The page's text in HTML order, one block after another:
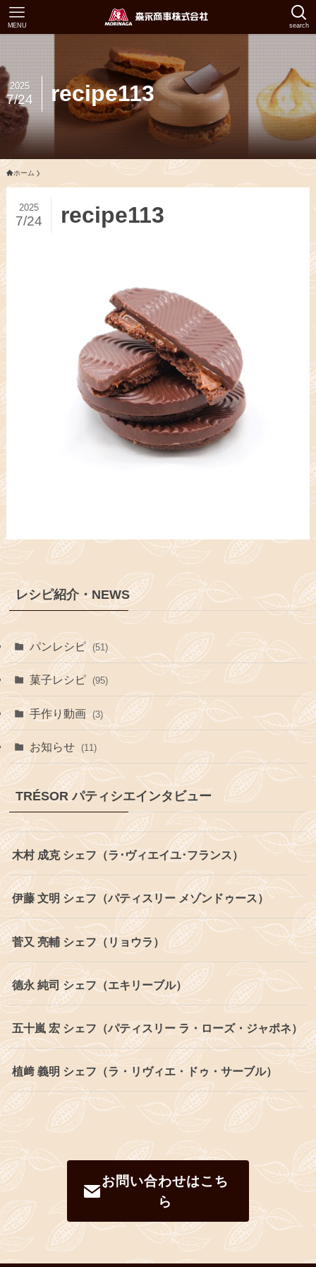
search
MENU
recipe113
2025
7/24
ホーム
recipe113
2025
7/24
レシピ紹介・NEWS
パンレシピ (51)
菓子レシピ (95)
手作り動画 (3)
お知らせ (11)
TRÉSOR パティシエインタビュー
木村 成克 シェフ（ラ･ヴィエイユ･フランス）
伊藤 文明 シェフ（パティスリー メゾンドゥース）
菅又 亮輔 シェフ（リョウラ）
德永 純司 シェフ（エキリーブル）
五十嵐 宏 シェフ（パティスリー ラ・ローズ・ジャポネ）
植﨑 義明 シェフ（ラ・リヴィエ・ドゥ・サーブル）
お問い合わせはこち
ら